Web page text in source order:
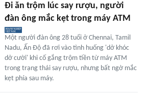
Đi ăn trộm lúc say rượu, người
đàn ông mắc kẹt trong máy ATM
Một người đàn ông 28 tuổi ở Chennai, Tamil
Nadu, Ấn Độ đã rơi vào tình huống 'dở khóc
dở cười' khi cố gắng trộm tiền từ máy ATM
trong trạng thái say rượu, nhưng bất ngờ mắc
kẹt phía sau máy.